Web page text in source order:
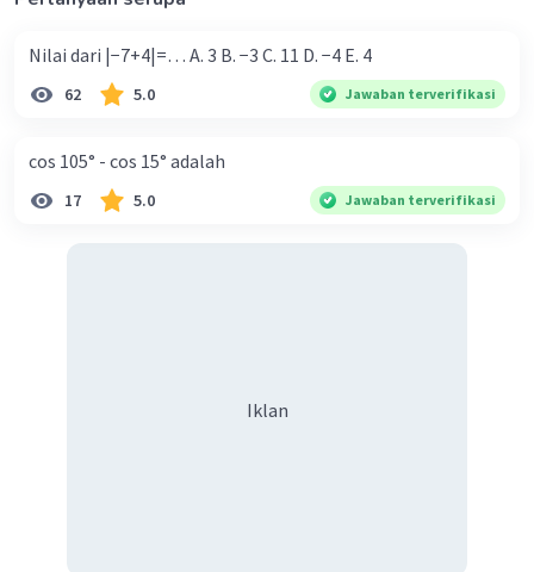
Nilai dari |−7+4|=… A. 3 B. −3 C. 11 D. −4 E. 4
62 5.0 Jawaban terverifikasi
cos 105° - cos 15° adalah
17 5.0 Jawaban terverifikasi
Iklan